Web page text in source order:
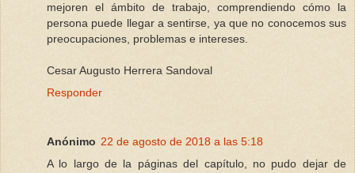
mejoren el ámbito de trabajo, comprendiendo cómo la
persona puede llegar a sentirse, ya que no conocemos sus
preocupaciones, problemas e intereses.
Cesar Augusto Herrera Sandoval
Responder
Anónimo 22 de agosto de 2018 a las 5:18
A lo largo de la páginas del capítulo, no pudo dejar de